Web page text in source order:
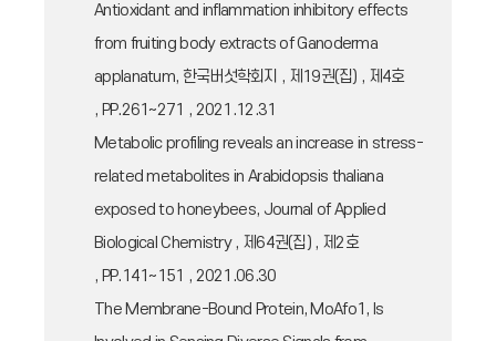
Antioxidant and inflammation inhibitory effects
from fruiting body extracts of Ganoderma
applanatum, 한국버섯학회지 , 제19권(집) , 제4호
, PP.261~271 , 2021.12.31
Metabolic profiling reveals an increase in stress-
related metabolites in Arabidopsis thaliana
exposed to honeybees, Journal of Applied
Biological Chemistry , 제64권(집) , 제2호
, PP.141~151 , 2021.06.30
The Membrane-Bound Protein, MoAfo1, Is